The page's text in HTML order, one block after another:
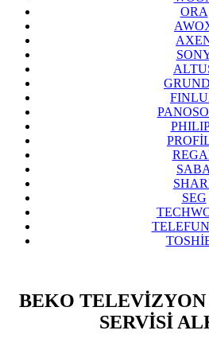
ORA
SABA
SEG
BEKO
SERVİSİ